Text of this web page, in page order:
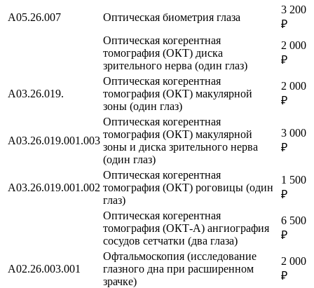
А05.26.007
Оптическая биометрия глаза
3 200
₽
Оптическая когерентная
томография (ОКТ) диска
зрительного нерва (один глаз)
2 000
₽
A03.26.019.
Оптическая когерентная
томография (ОКТ) макулярной
зоны (один глаз)
2 000
₽
A03.26.019.001.003
Оптическая когерентная
томография (ОКТ) макулярной
зоны и диска зрительного нерва
(один глаз)
3 000
₽
A03.26.019.001.002
Оптическая когерентная
томография (ОКТ) роговицы (один
глаз)
1 500
₽
Оптическая когерентная
томография (ОКТ-А) ангиография
сосудов сетчатки (два глаза)
6 500
₽
A02.26.003.001
Офтальмоскопия (исследование
глазного дна при расширенном
зрачке)
2 000
₽